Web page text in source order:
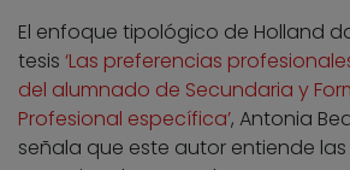
El enfoque tipológico de Holland
tesis ‘Las preferencias
del alumnado de Secundaria y
Profesional específica’, Antonia
señala que este autor entiende